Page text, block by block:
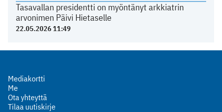
Tasavallan presidentti on myöntänyt arkkiatrin
arvonimen Päivi Hietaselle
22.05.2026 11:49
Mediakortti
Me
Ota yhteyttä
Tilaa uutiskirje